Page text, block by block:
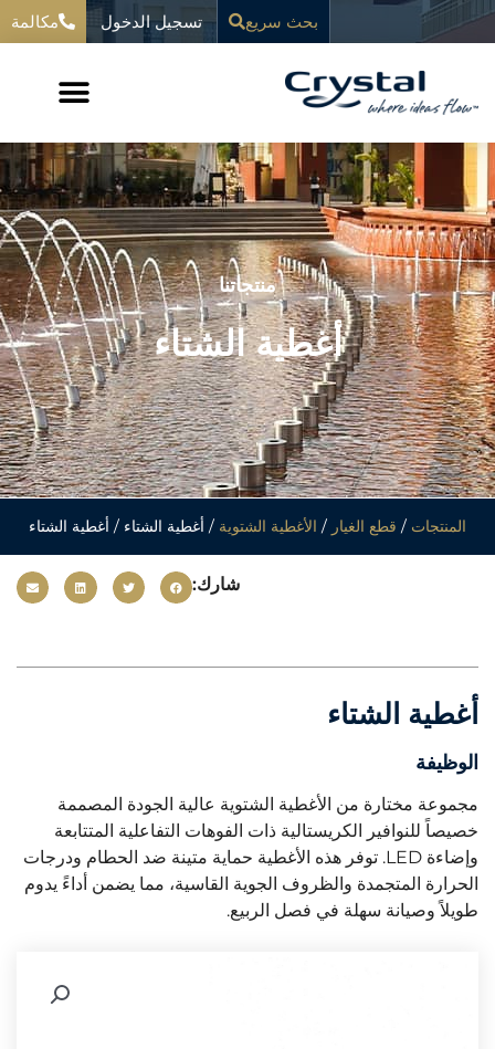
المحتوى
تخطي
بحث سريع تسجيل الدخول مكالمة
منتجاتنا
أغطية الشتاء
المنتجات / قطع الغيار / الأغطية الشتوية / أغطية الشتاء / أغطية الشتاء
شارك:
أغطية الشتاء
الوظيفة
مجموعة مختارة من الأغطية الشتوية عالية الجودة المصممة
خصيصاً للنوافير الكريستالية ذات الفوهات التفاعلية المتتابعة
وإضاءة LED. توفر هذه الأغطية حماية متينة ضد الحطام ودرجات
الحرارة المتجمدة والظروف الجوية القاسية، مما يضمن أداءً يدوم
طويلاً وصيانة سهلة في فصل الربيع.